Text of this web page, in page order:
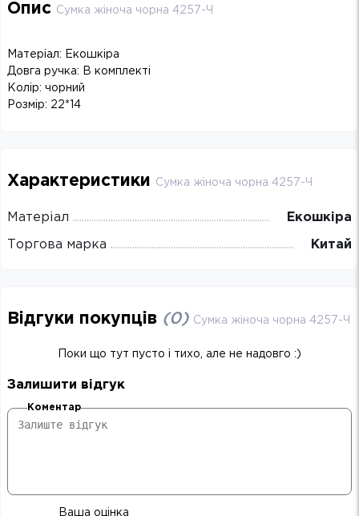
Опис Сумка жіноча чорна 4257-Ч
Матеріал: Екошкіра
Довга ручка: В комплекті
Колір: чорний
Розмір: 22*14
Характеристики Сумка жіноча чорна 4257-Ч
Матеріал Екошкіра
Торгова марка Китай
Відгуки покупців (0) Сумка жіноча чорна 4257-Ч
Поки що тут пусто і тихо, але не надовго :)
Залишити відгук
Коментар
Ваша оцінка